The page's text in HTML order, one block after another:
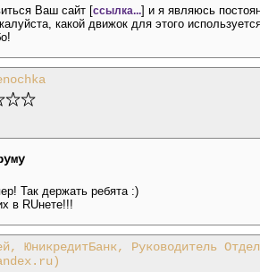
Ваш сайт [ссылка...] и я являюсь
какой движок для этого
Так держать ребята :)
в RUнете!!!
ЮникредитБанк, Руководитель